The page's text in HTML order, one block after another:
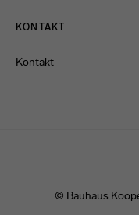
KONTAKT
Kontakt
© Bauhaus